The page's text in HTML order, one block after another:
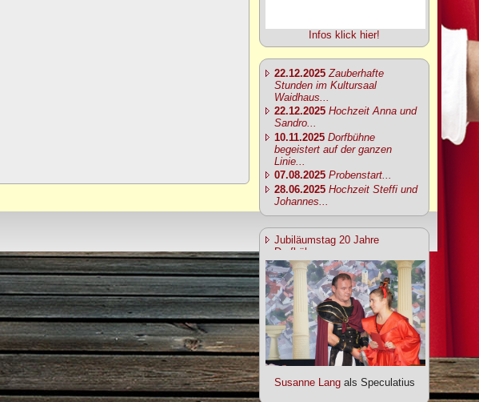
Infos klick hier!
22.12.2025 Zauberhafte
Stunden im Kultursaal
Waidhaus...
22.12.2025 Hochzeit Anna und
Sandro...
10.11.2025 Dorfbühne
begeistert auf der ganzen
Linie...
07.08.2025 Probenstart...
28.06.2025 Hochzeit Steffi und
Johannes...
Jubiläumstag 20 Jahre
Dorfbühne
Susanne Langals Speculatius